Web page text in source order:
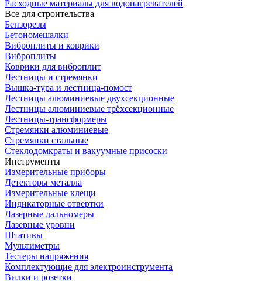
Расходные материалы для водонагревателей
Все для строительства
Бензорезы
Бетономешалки
Виброплиты и коврики
Виброплиты
Коврики для виброплит
Лестницы и стремянки
Вышка-тура и лестница-помост
Лестницы алюминиевые двухсекционные
Лестницы алюминиевые трёхсекционные
Лестницы-трансформеры
Стремянки алюминиевые
Стремянки стальные
Стеклодомкраты и вакуумные присоски
Инструменты
Измерительные приборы
Детекторы металла
Измерительные клещи
Индикаторные отвертки
Лазерные дальномеры
Лазерные уровни
Штативы
Мультиметры
Тестеры напряжения
Комплектующие для электроинструмента
Вилки и розетки